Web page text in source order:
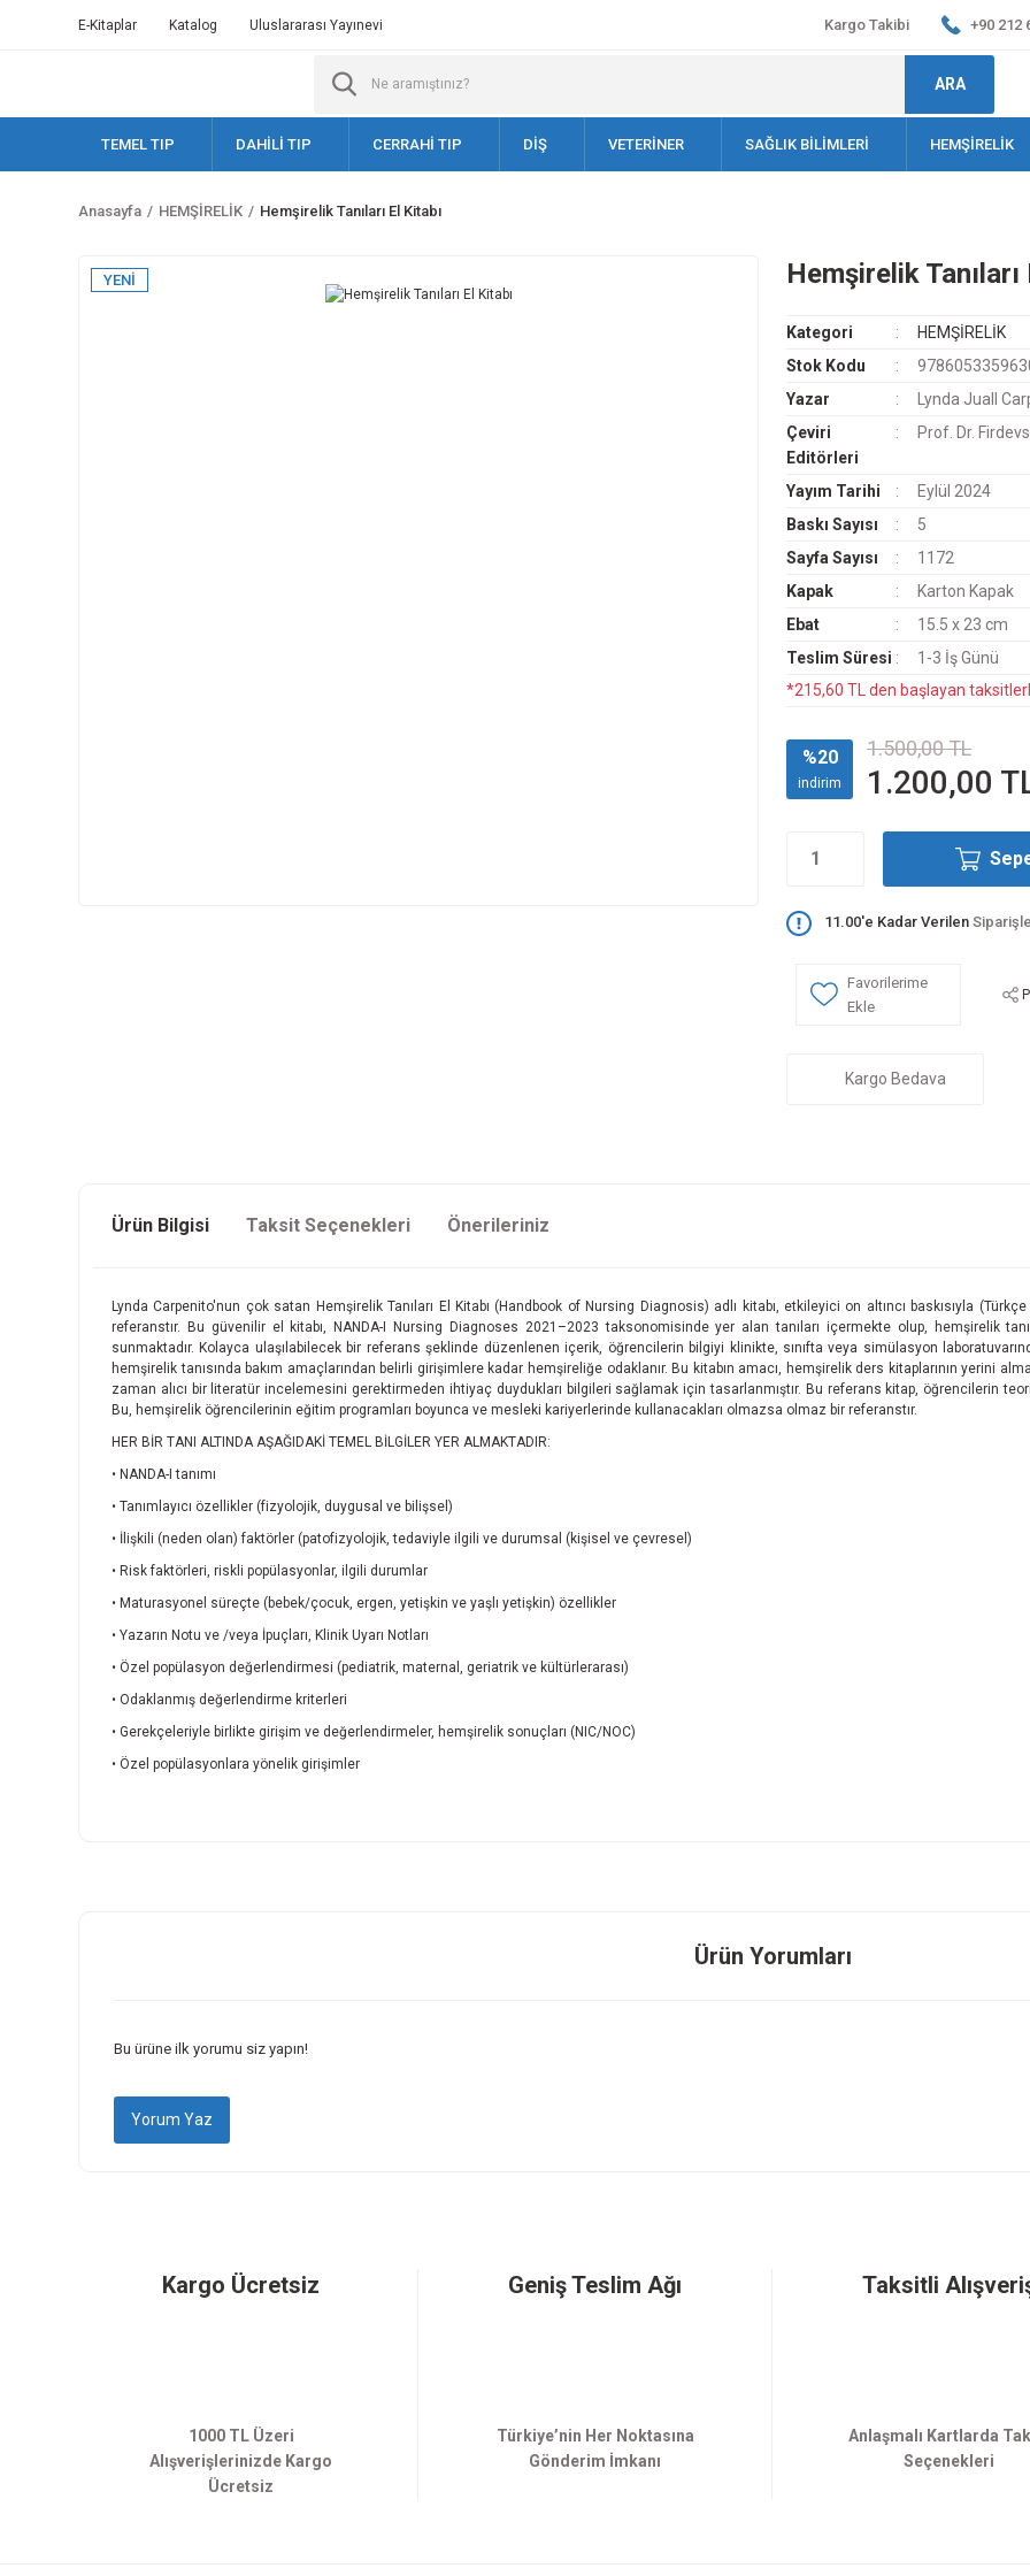
E-Kitaplar Katalog Uluslararası Yayınevi Kargo Takibi +90 212
ARA
TEMEL TIP DAHİLİ TIP CERRAHİ TIP DİŞ VETERİNER SAĞLIK BİLİMLERİ HEMŞİRELİK
Anasayfa HEMŞİRELİK Hemşirelik Tanıları El Kitabı
YENİ Hemşirelik Tanıları
Kategori
HEMŞİRELİK
Stok Kodu
Yazar
Lynda Juall
Çeviri
Editörleri
Prof. Dr.
Yayım Tarihi
Eylül 2024
Baskı Sayısı
5
Sayfa Sayısı
1172
Kapak
Karton Kapak
Ebat
15.5 x 23 cm
Teslim Süresi
1-3 İş Günü
*215,60 TL den başlayan
%20
indirim
1.500,00 TL
1.200,00
11.00'e Kadar Verilen
Kargo Bedava
Ürün Bilgisi Taksit Seçenekleri Önerileriniz
Lynda Carpenito'nun çok satan Hemşirelik Tanıları El Kitabı (Handbook of Nursing Diagnosis) adlı kitabı, etkileyici on altıncı baskısıyla
referanstır. Bu güvenilir el kitabı, NANDA-I Nursing Diagnoses 2021–2023 taksonomisinde yer alan tanıları içermekte olup, hemşirelik
sunmaktadır. Kolayca ulaşılabilecek bir referans şeklinde düzenlenen içerik, öğrencilerin bilgiyi klinikte, sınıfta veya simülasyon
hemşirelik tanısında bakım amaçlarından belirli girişimlere kadar hemşireliğe odaklanır. Bu kitabın amacı, hemşirelik ders kitaplarının yerini
zaman alıcı bir literatür incelemesini gerektirmeden ihtiyaç duydukları bilgileri sağlamak için tasarlanmıştır. Bu referans kitap, öğrencilerin
Bu, hemşirelik öğrencilerinin eğitim programları boyunca ve mesleki kariyerlerinde kullanacakları olmazsa olmaz bir referanstır.
HER BİR TANI ALTINDA AŞAĞIDAKİ TEMEL BİLGİLER YER ALMAKTADIR:
• NANDA-I tanımı
• Tanımlayıcı özellikler (fizyolojik, duygusal ve bilişsel)
• İlişkili (neden olan) faktörler (patofizyolojik, tedaviyle ilgili ve durumsal (kişisel ve çevresel)
• Risk faktörleri, riskli popülasyonlar, ilgili durumlar
• Maturasyonel süreçte (bebek/çocuk, ergen, yetişkin ve yaşlı yetişkin) özellikler
• Yazarın Notu ve /veya İpuçları, Klinik Uyarı Notları
• Özel popülasyon değerlendirmesi (pediatrik, maternal, geriatrik ve kültürlerarası)
• Odaklanmış değerlendirme kriterleri
• Gerekçeleriyle birlikte girişim ve değerlendirmeler, hemşirelik sonuçları (NIC/NOC)
• Özel popülasyonlara yönelik girişimler
Bu ürüne benzer farklı alternatifler olmalı.
Ürün Yorumları
Bu ürüne ilk yorumu siz yapın!
Yorum Yaz
Kargo Ücretsiz
1000 TL Üzeri
Alışverişlerinizde Kargo
Ücretsiz
Geniş Teslim Ağı
Türkiye’nin Her Noktasına
Gönderim İmkanı
Taksitli
Anlaşmalı Kartlarda
Seçenekleri